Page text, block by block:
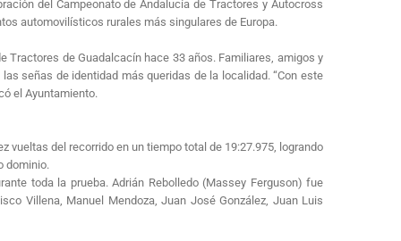
del Campeonato de Andalucía de Tractores y Autocross
automovilísticos rurales más singulares de Europa.
Tractores de Guadalcacín hace 33 años. Familiares, amigos y
señas de identidad más queridas de la localidad. “Con este
el Ayuntamiento.
vueltas del recorrido en un tiempo total de 19:27.975, logrando
dominio.
toda la prueba. Adrián Rebolledo (Massey Ferguson) fue
Villena, Manuel Mendoza, Juan José González, Juan Luis